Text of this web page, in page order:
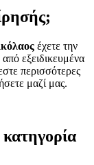
έχετε την
εξειδικευμένα
περισσότερες
μαζί μας.
κατηγορία